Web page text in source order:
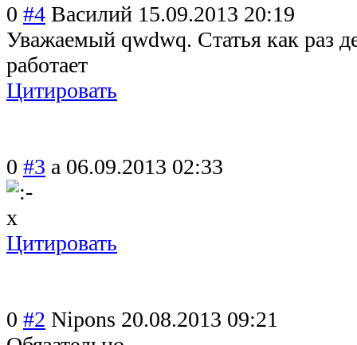
0 #4 Василий 15.09.2013 20:19
Уважаемый qwdwq. Статья как раз
работает
Цитировать
0 #3 a 06.09.2013 02:33
Цитировать
0 #2 Nipons 20.08.2013 09:21